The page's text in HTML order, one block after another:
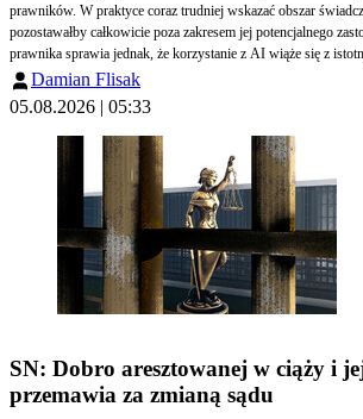
prawników. W praktyce coraz trudniej wskazać obszar
pozostawałby całkowicie poza zakresem jej potencjalnego
prawnika sprawia jednak, że korzystanie z AI wiąże się z
Damian Flisak, radca prawny.
Damian Flisak
05.08.2026 | 05:33
SN: Dobro aresztowanej w ciąży i
przemawia za zmianą sądu